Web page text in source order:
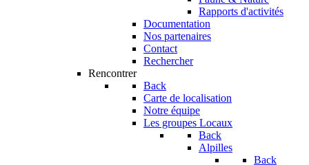
Rapports d'activités
Documentation
Nos partenaires
Contact
Rechercher
Rencontrer
Back
Carte de localisation
Notre équipe
Les groupes Locaux
Back
Alpilles
Back